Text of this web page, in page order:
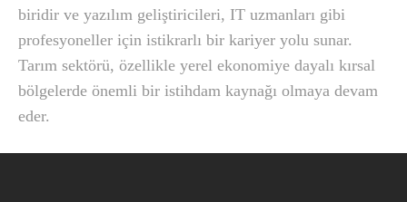
biridir ve yazılım geliştiricileri, IT uzmanları gibi
profesyoneller için istikrarlı bir kariyer yolu sunar.
Tarım sektörü, özellikle yerel ekonomiye dayalı kırsal
bölgelerde önemli bir istihdam kaynağı olmaya devam
eder.